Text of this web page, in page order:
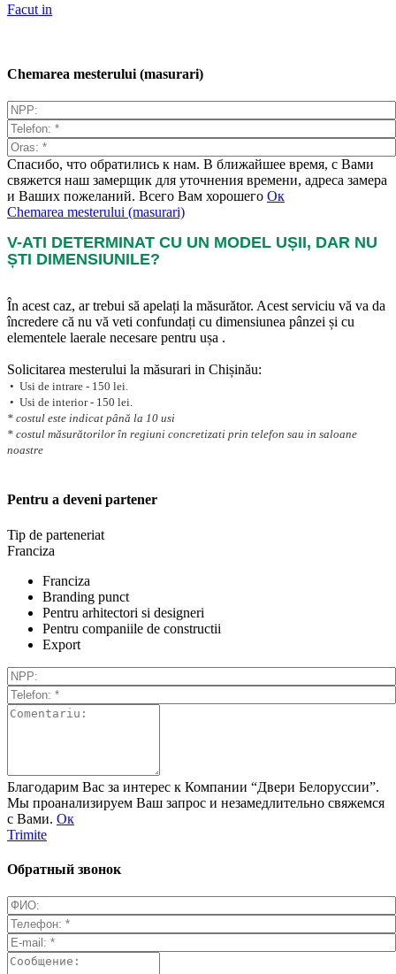
Facut in
Chemarea mesterului (masurari)
Спасибо, что обратились к нам. В ближайшее время, с Вами
свяжется наш замерщик для уточнения времени, адреса замера
и Ваших пожеланий. Всего Вам хорошего Ок
Chemarea mesterului (masurari)
V-ATI DETERMINAT CU UN MODEL UȘII, DAR NU
ȘTI DIMENSIUNILE?
În acest caz, ar trebui să apelați la măsurător. Acest serviciu vă va da
încredere că nu vă veti confundați cu dimensiunea pânzei și cu
elementele laerale necesare pentru ușa .
Solicitarea mesterului la măsurari in Chișinău:
• Usi de intrare - 150 lei.
• Usi de interior - 150 lei.
* costul este indicat până la 10 usi
* costul măsurătorilor în regiuni concretizati prin telefon sau in saloane
noastre
Pentru a deveni partener
Tip de parteneriat
Franciza
Franciza
Branding punct
Pentru arhitectori si designeri
Pentru companiile de constructii
Export
Благодарим Вас за интерес к Компании “Двери Белоруссии”.
Мы проанализируем Ваш запрос и незамедлительно свяжемся
с Вами. Ок
Trimite
Обратный звонок